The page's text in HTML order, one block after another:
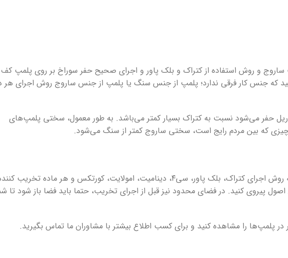
و روش استفاده از کتراک و بلک پاور و اجرای صحیح حفر سوراخ بر روی پلمپ
که جنس کار فرقی ندارد؛ پلمپ از جنس سنگ یا پلمپ از جنس ساروج روش اجرای هر
حفر می‌شود نسبت به کتراک بسیار کمتر می‌باشد. به طور معمول، سختی پلمپ‌های
که بین مردم رایج است، سختی ساروج کمتر از سنگ می‌شود.
نکته مهمی که باید توجه داشته باشید این است که روش اجرای کتراک، بلک پاور، سی۴، دینامیت، امولایت، کورتکس و هر ماده تخریب
پیروی کنید. در فضای محدود نیز قبل از اجرای تخریب، حتما باید فضا باز شود تا
در پلمپ‌ها را مشاهده کنید و برای کسب اطلاع بیشتر با مشاوران ما تماس بگیرید.